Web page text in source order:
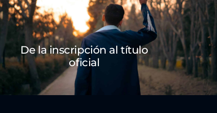
De la inscripción al título
oficial